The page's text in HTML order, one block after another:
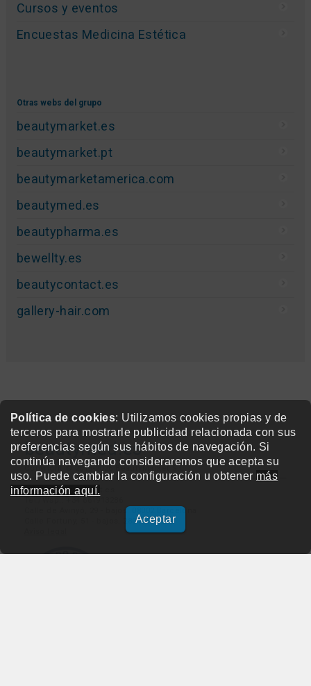
Política de cookies: Utilizamos cookies propias y de
terceros para mostrarle publicidad relacionada con sus
preferencias según sus hábitos de navegación. Si
continúa navegando consideraremos que acepta su
uso. Puede cambiar la configuración u obtener más
información aquí.
Aceptar
Cursos y eventos
Encuestas Medicina Estética
Otras webs del grupo
beautymarket.es
beautymarket.pt
beautymarketamerica.com
beautymed.es
beautypharma.es
bewellty.es
beautycontact.es
gallery-hair.com
beautymed.es
Copyright © 2015-2026 BeautyMarket S.L.
info@beautymarket.es
Calle de Avinyó, 29 - bajos. 08002 Barcelona
Calle Fortuny, 51 - bajos. 28010 Madrid